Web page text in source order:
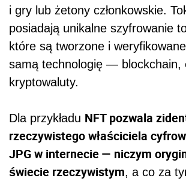
i gry lub żetony członkowskie.
posiadają unikalne szyfrowanie
które są tworzone i
samą technologię — blockchain,
kryptowaluty.
Dla przykładu NFT pozwala
rzeczywistego właściciela
JPG w internecie — niczym
świecie rzeczywistym, a co za